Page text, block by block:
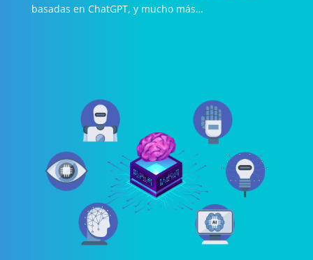
basadas en ChatGPT, y mucho más…